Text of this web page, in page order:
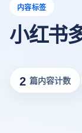
内容标签
小红书
2 篇内容计数